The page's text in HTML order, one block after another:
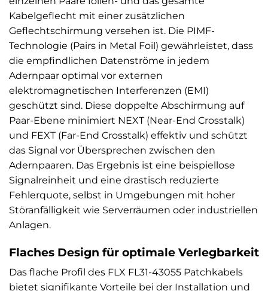
Kabelgeflecht mit einer zusätzlichen
Geflechtschirmung versehen ist. Die PIMF-
Technologie (Pairs in Metal Foil) gewährleistet, dass
die empfindlichen Datenströme in jedem
Adernpaar optimal vor externen
elektromagnetischen Interferenzen (EMI)
geschützt sind. Diese doppelte Abschirmung auf
Paar-Ebene minimiert NEXT (Near-End Crosstalk)
und FEXT (Far-End Crosstalk) effektiv und schützt
das Signal vor Übersprechen zwischen den
Adernpaaren. Das Ergebnis ist eine beispiellose
Signalreinheit und eine drastisch reduzierte
Fehlerquote, selbst in Umgebungen mit hoher
Störanfälligkeit wie Serverräumen oder industriellen
Anlagen.
Flaches Design für optimale Verlegbarkeit
Das flache Profil des FLX FL31-43055 Patchkabels
bietet signifikante Vorteile bei der Installation und